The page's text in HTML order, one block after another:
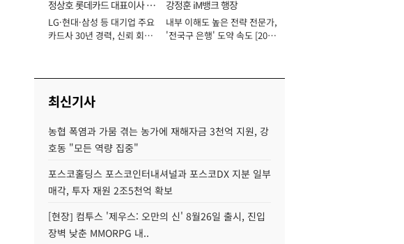
정상호 롯데카드 대표이사 사
장
LG·현대·삼성 등 대기업 주요
카드사 30년 경력, 신뢰 회복
강정훈 iM뱅크 행장
내부 이해도 높은 전략 전문가,
'전국구 은행' 도약 속도 [2026
최신기사
농협 폭염과 가뭄 겪는 농가에 재해자금 3천억 지원, 강
호동 "모든 역량 집중"
포스코홀딩스 포스코인터내셔널과 포스코DX 지분 일부
매각, 투자 재원 2조5천억 확보
[현장] 컴투스 '제우스: 오만의 신' 8월26일 출시, 진입
장벽 낮춘 MMORPG 내..